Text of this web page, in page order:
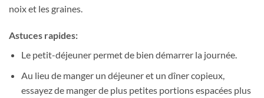
noix et les graines.
Astuces rapides:
Le petit-déjeuner permet de bien démarrer la journée.
Au lieu de manger un déjeuner et un dîner copieux,
essayez de manger de plus petites portions espacées plus